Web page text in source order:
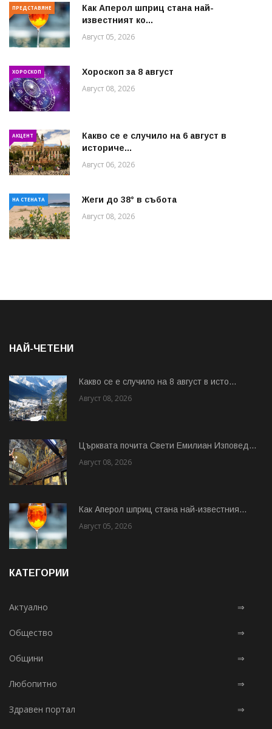
ПРЕДСТАВЯНЕ
Как Аперол шприц стана най-
известният ко...
Август 05, 2026
ХОРОСКОП Хороскоп за 8 август
Август 08, 2026
АКЦЕНТ
Какво се е случило на 6 август в
историче...
Август 06, 2026
НА СТЕНАТА Жеги до 38° в събота
Август 08, 2026
НАЙ-ЧЕТЕНИ
Какво се е случило на 8 август в исто...
Август 08, 2026
Църквата почита Свeти Емилиан Изповед...
Август 08, 2026
Как Аперол шприц стана най-известния...
Август 05, 2026
КАТЕГОРИИ
Актуално ⇒
Общество ⇒
Общини ⇒
Любопитно ⇒
Здравен портал ⇒